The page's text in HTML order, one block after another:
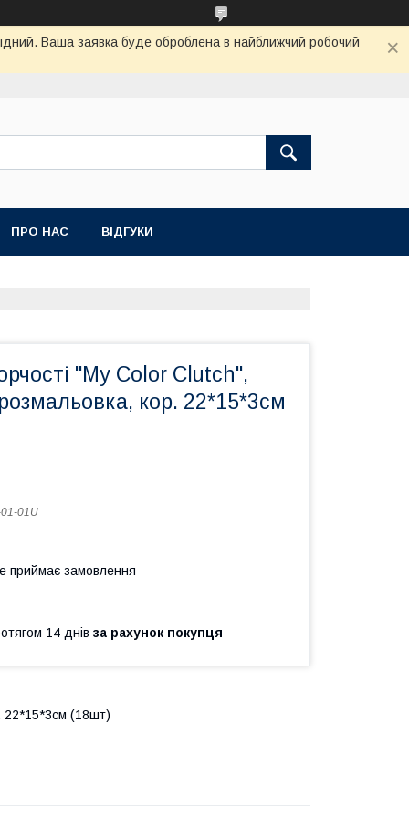
Ваша заявка буде оброблена в найближчий робочий
ПРО НАС ВІДГУКИ
"My Color Clutch",
кор. 22*15*3см
01U
приймає замовлення
14 днів за рахунок покупця
22*15*3см (18шт)